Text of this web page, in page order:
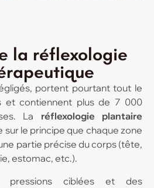
la réflexologie
portent pourtant tout le
et contiennent plus de 7 000
La réflexologie plantaire
sur le principe que chaque zone
partie précise du corps (tête,
estomac, etc.).
pressions ciblées et des